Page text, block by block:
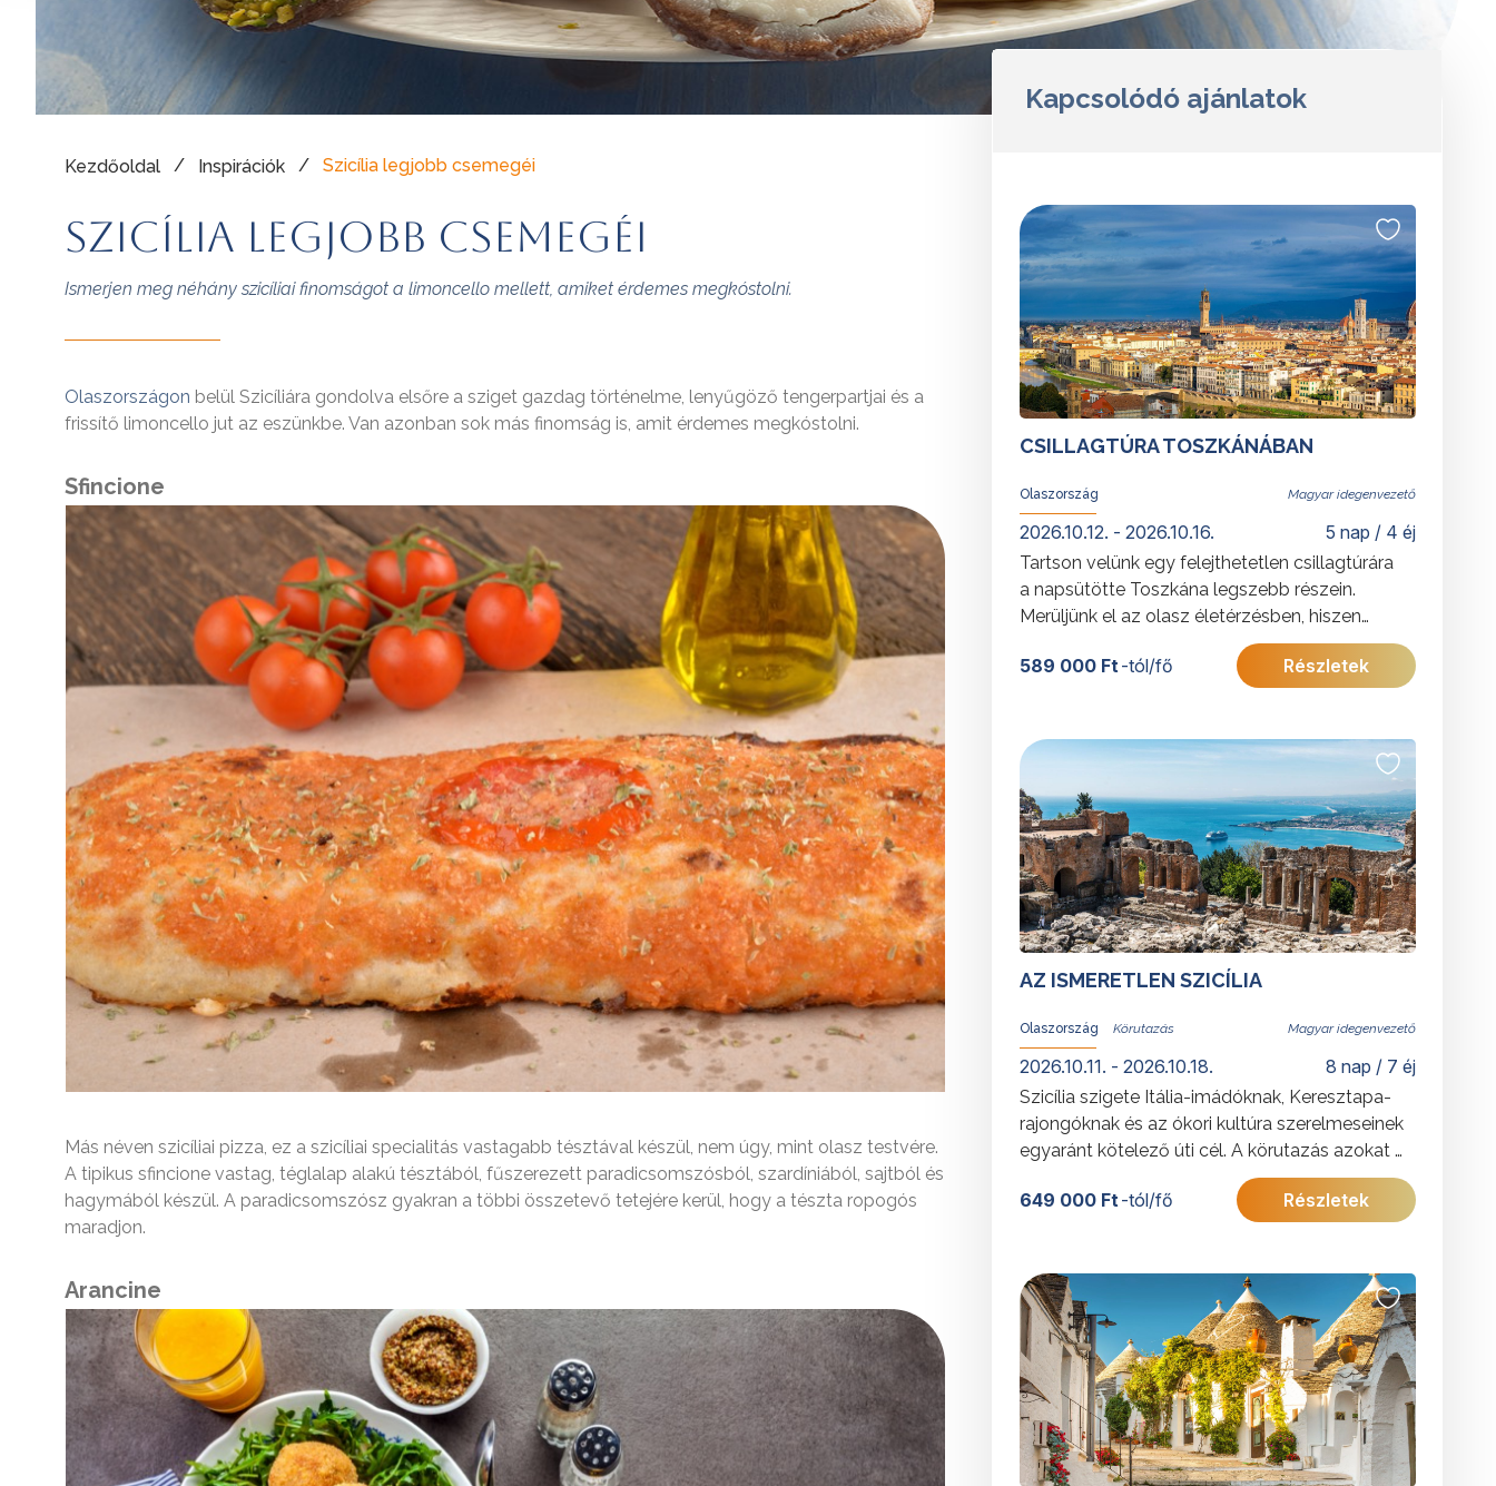
Kezdőoldal / Inspirációk / Szicília legjobb csemegéi
Szicília legjobb csemegéi
Ismerjen meg néhány szicíliai finomságot a limoncello mellett, amiket érdemes megkóstolni.
Olaszországon belül Szicíliára gondolva elsőre a sziget gazdag történelme, lenyűgöző tengerpartjai és a
frissítő limoncello jut az eszünkbe. Van azonban sok más finomság is, amit érdemes megkóstolni.
Sfincione
Más néven szicíliai pizza, ez a szicíliai specialitás vastagabb tésztával készül, nem úgy, mint olasz testvére.
A tipikus sfincione vastag, téglalap alakú tésztából, fűszerezett paradicsomszósból, szardíniából, sajtból és
hagymából készül. A paradicsomszósz gyakran a többi összetevő tetejére kerül, hogy a tészta ropogós
maradjon.
Arancine
Kapcsolódó ajánlatok
CSILLAGTÚRA TOSZKÁNÁBAN
Olaszország Magyar idegenvezető
2026.10.12. - 2026.10.16. 5 nap / 4 éj
Tartson velünk egy felejthetetlen csillagtúrára
a napsütötte Toszkána legszebb részein.
Merüljünk el az olasz életérzésben, hiszen
ahogy ők mondanák „la vita è troppo corta per
non essere felici” vagyis „az élet túl rövid, hogy
kattintson ide.
589 000 Ft-tól/fő Részletek
AZ ISMERETLEN SZICÍLIA
Olaszország Magyar idegenvezető
2026.10.11. - 2026.10.18. 8 nap / 7 éj
Szicília szigete Itália-imádóknak, Keresztapa-
rajongóknak és az ókori kultúra szerelmeseinek
egyaránt kötelező úti cél. A körutazás azokat a
látnivalókat is igyekszik felfedni, melyek
bepillantást engednek az igazi Szicília titkaiba.
649 000 Ft-tól/fő Részletek